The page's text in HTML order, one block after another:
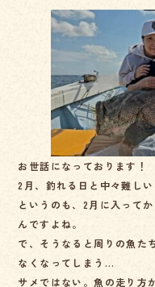
c
e
b
o
o
k
e
お世話になっております！
2月、釣れる日と中々難し
というのも、2月に入って
んですよね。
で、そうなると周りの魚た
なくなってしまう…
サメではない。魚の走り方